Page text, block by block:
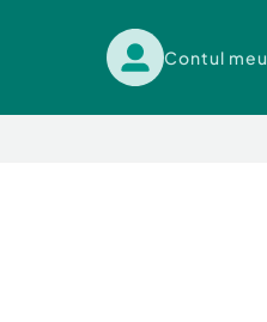
Contul meu